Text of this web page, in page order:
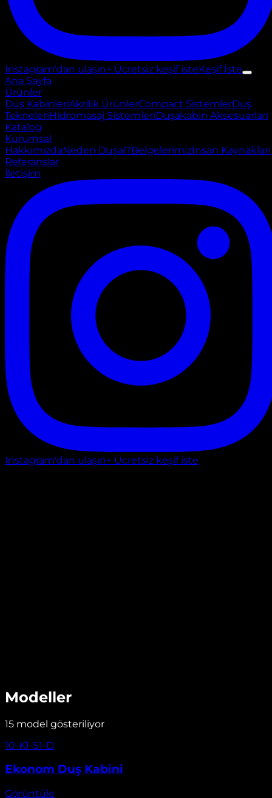
Instagram'dan ulaşın+ Ücretsiz keşif isteKeşif İste
Ana Sayfa
Ürünler
Duş KabinleriAkrilik ÜrünlerCompact SistemlerDuş
TekneleriHidromasaj SistemleriDuşakabin Aksesuarları
Katalog
Kurumsal
HakkımızdaNeden Duşal?Belgelerimizİnsan Kaynakları
Referanslar
İletişim
Instagram'dan ulaşın+ Ücretsiz keşif iste
Modeller
15 model gösteriliyor
Görüntüle